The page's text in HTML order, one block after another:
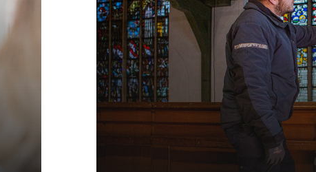
Monumentenwacht
Holland
Voor eigenaars en